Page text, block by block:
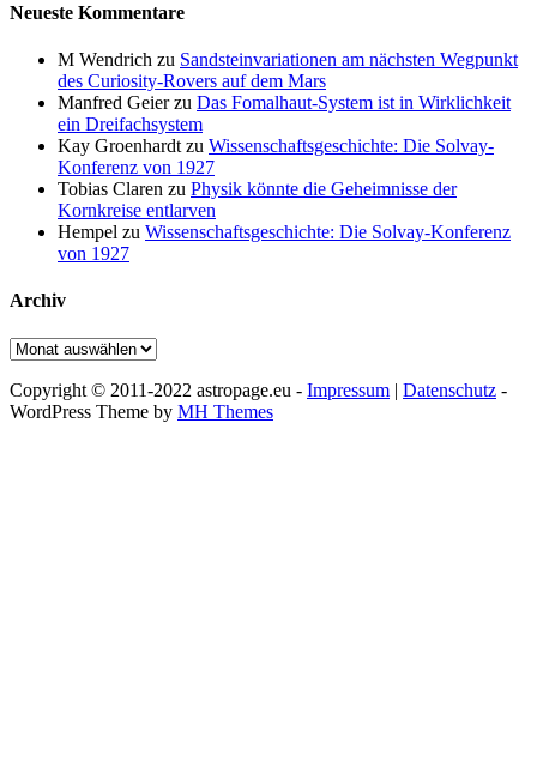
Neueste Kommentare
M Wendrich zu Sandsteinvariationen am nächsten Wegpunkt
des Curiosity-Rovers auf dem Mars
Manfred Geierzu Das Fomalhaut-System ist in Wirklichkeit
ein Dreifachsystem
Kay Groenhardt zu Wissenschaftsgeschichte: Die Solvay-
Konferenz von 1927
Tobias Claren zu Physik könnte die Geheimnisse der
Kornkreise entlarven
Hempel zu Wissenschaftsgeschichte: Die Solvay-Konferenz
von 1927
Archiv
Archiv
Copyright © 2011-2022 astropage.eu - Impressum | Datenschutz -
WordPress Theme by MH Themes